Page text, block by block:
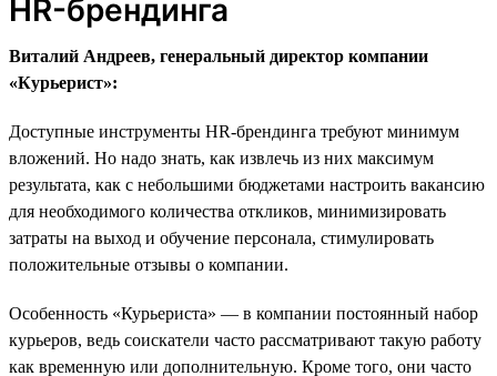
HR-брендинга
Виталий Андреев, генеральный директор компании
«Курьерист»:
Доступные инструменты HR-брендинга требуют минимум
вложений. Но надо знать, как извлечь из них максимум
результата, как с небольшими бюджетами настроить вакансию
для необходимого количества откликов, минимизировать
затраты на выход и обучение персонала, стимулировать
положительные отзывы о компании.
Особенность «Курьериста» — в компании постоянный набор
курьеров, ведь соискатели часто рассматривают такую работу
как временную или дополнительную. Кроме того, они часто